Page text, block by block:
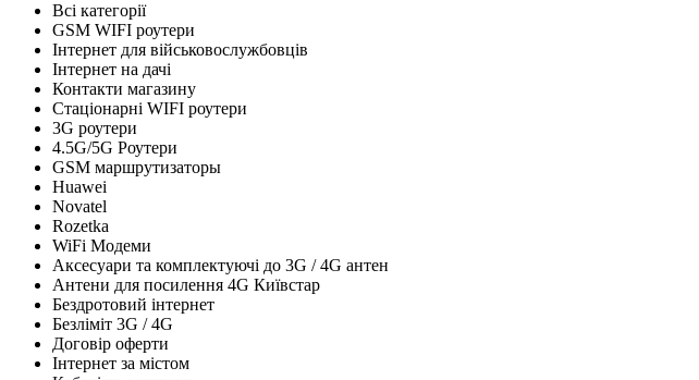
Всі категорії
GSM WIFI роутери
Інтернет для військовослужбовців
Інтернет на дачі
Контакти магазину
Стаціонарні WIFI роутери
3G роутери
4.5G/5G Роутери
GSM маршрутизаторы
Huawei
Novatel
Rozetka
WiFi Модеми
Аксесуари та комплектуючі до 3G / 4G антен
Антени для посилення 4G Київстар
Бездротовий інтернет
Безліміт 3G / 4G
Договір оферти
Інтернет за містом